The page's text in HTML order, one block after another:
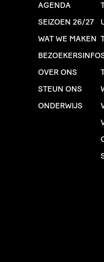
AGENDA
SEIZOEN 26/27
WAT WE MAKEN
BEZOEKERSINFO
OVER ONS
STEUN ONS
ONDERWIJS